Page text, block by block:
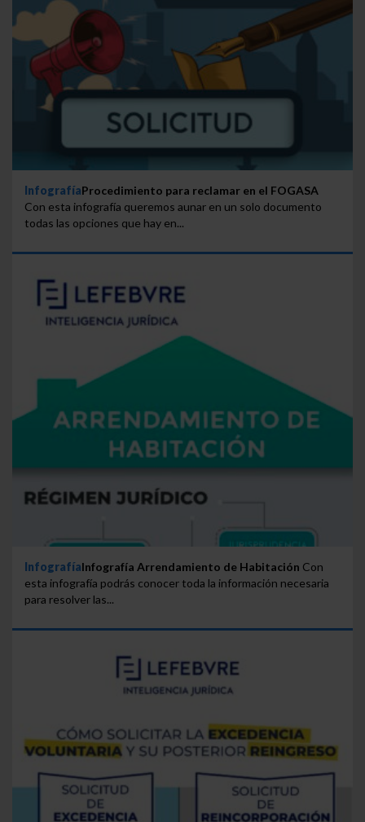
InfografíaProcedimiento para reclamar en el FOGASA
Con esta infografía queremos aunar en un solo documento
todas las opciones que hay en...
InfografíaInfografía Arrendamiento de Habitación Con
esta infografía podrás conocer toda la información necesaria
para resolver las...